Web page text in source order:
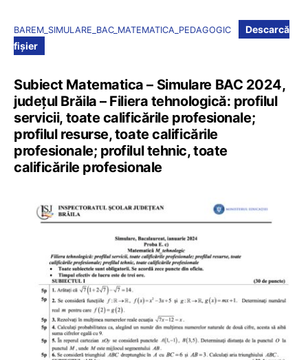
BAREM_SIMULARE_BAC_MATEMATICA_PEDAGOGIC
Descarcă
fișier
Subiect Matematica – Simulare BAC 2024,
județul Brăila – Filiera tehnologică: profilul
servicii, toate calificările profesionale;
profilul resurse, toate calificările
profesionale; profilul tehnic, toate
calificările profesionale